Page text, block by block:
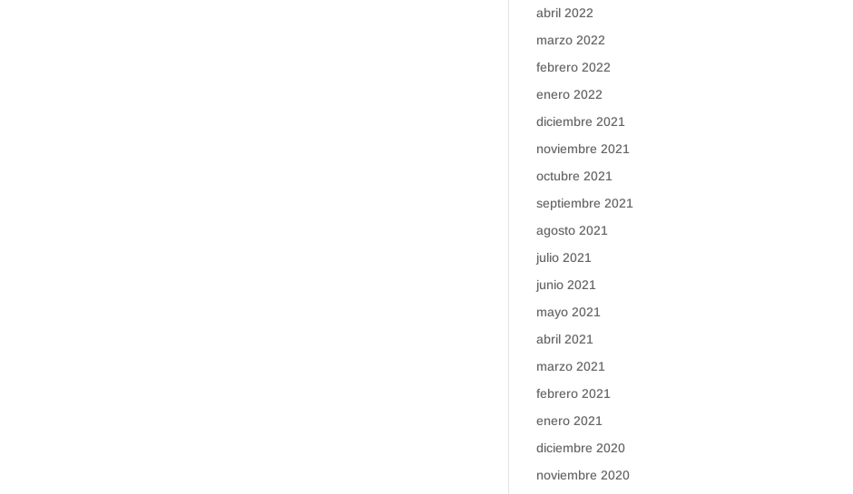
abril 2022
marzo 2022
febrero 2022
enero 2022
diciembre 2021
noviembre 2021
octubre 2021
septiembre 2021
agosto 2021
julio 2021
junio 2021
mayo 2021
abril 2021
marzo 2021
febrero 2021
enero 2021
diciembre 2020
noviembre 2020